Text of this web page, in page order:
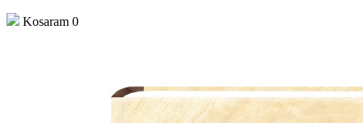
Kosaram 0